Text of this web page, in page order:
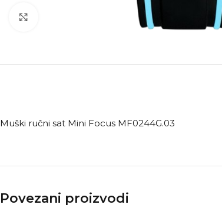
Muški ručni sat Mini Focus MF0244G.03
Povezani proizvodi